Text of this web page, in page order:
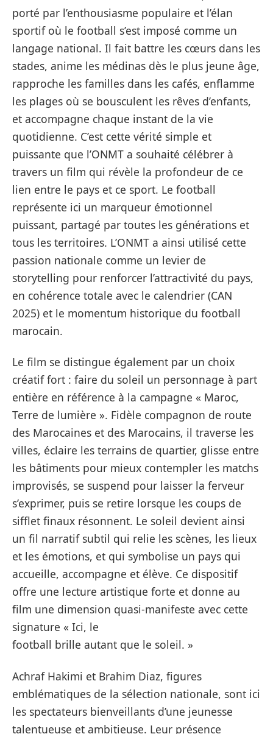
porté par l’enthousiasme populaire et l’élan
sportif où le football s’est imposé comme un
langage national. Il fait battre les cœurs dans les
stades, anime les médinas dès le plus jeune âge,
rapproche les familles dans les cafés, enflamme
les plages où se bousculent les rêves d’enfants,
et accompagne chaque instant de la vie
quotidienne. C’est cette vérité simple et
puissante que l’ONMT a souhaité célébrer à
travers un film qui révèle la profondeur de ce
lien entre le pays et ce sport. Le football
représente ici un marqueur émotionnel
puissant, partagé par toutes les générations et
tous les territoires. L’ONMT a ainsi utilisé cette
passion nationale comme un levier de
storytelling pour renforcer l’attractivité du pays,
en cohérence totale avec le calendrier (CAN
2025) et le momentum historique du football
marocain.
Le film se distingue également par un choix
créatif fort : faire du soleil un personnage à part
entière en référence à la campagne « Maroc,
Terre de lumière ». Fidèle compagnon de route
des Marocaines et des Marocains, il traverse les
villes, éclaire les terrains de quartier, glisse entre
les bâtiments pour mieux contempler les matchs
improvisés, se suspend pour laisser la ferveur
s’exprimer, puis se retire lorsque les coups de
sifflet finaux résonnent. Le soleil devient ainsi
un fil narratif subtil qui relie les scènes, les lieux
et les émotions, et qui symbolise un pays qui
accueille, accompagne et élève. Ce dispositif
offre une lecture artistique forte et donne au
film une dimension quasi-manifeste avec cette
signature « Ici, le
football brille autant que le soleil. »
Achraf Hakimi et Brahim Diaz, figures
emblématiques de la sélection nationale, sont ici
les spectateurs bienveillants d’une jeunesse
talentueuse et ambitieuse. Leur présence